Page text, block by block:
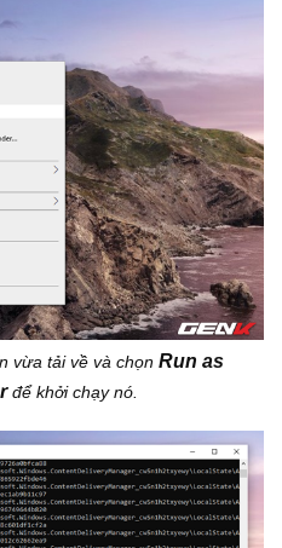
vừa tải về và chọn Run as
để khởi chạy nó.